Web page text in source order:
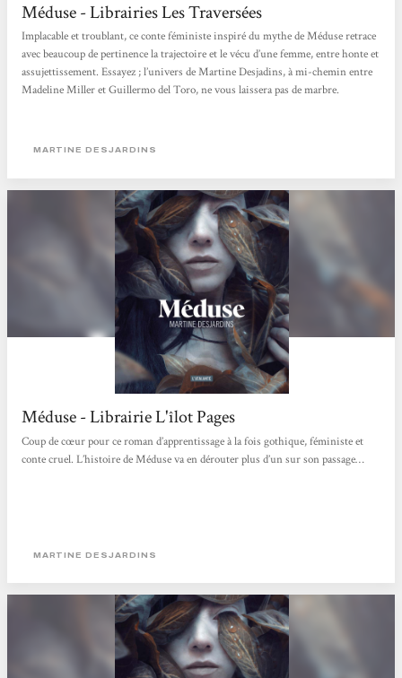
Méduse - Librairies Les Traversées
Implacable et troublant, ce conte féministe inspiré du mythe de Méduse retrace
avec beaucoup de pertinence la trajectoire et le vécu d’une femme, entre honte et
assujettissement. Essayez ; l’univers de Martine Desjadins, à mi-chemin entre
Madeline Miller et Guillermo del Toro, ne vous laissera pas de marbre.
MARTINE DESJARDINS
Méduse - Librairie L'îlot Pages
Coup de cœur pour ce roman d’apprentissage à la fois gothique, féministe et
conte cruel. L’histoire de Méduse va en dérouter plus d’un sur son passage…
MARTINE DESJARDINS